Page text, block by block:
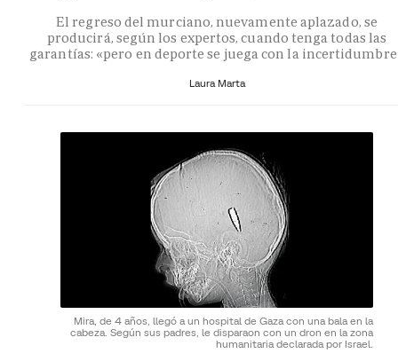
El regreso del murciano, nuevamente aplazado, se
producirá, según los expertos, cuando tenga todas las
garantías: «pero en deporte se juega con la
Laura Marta
Mira, de 4 años, llegó a un hospital de Gaza con una bala en la
cabeza. Según sus padres, le disparaon con un dron en la zona
humanitaria declarada por Israel.